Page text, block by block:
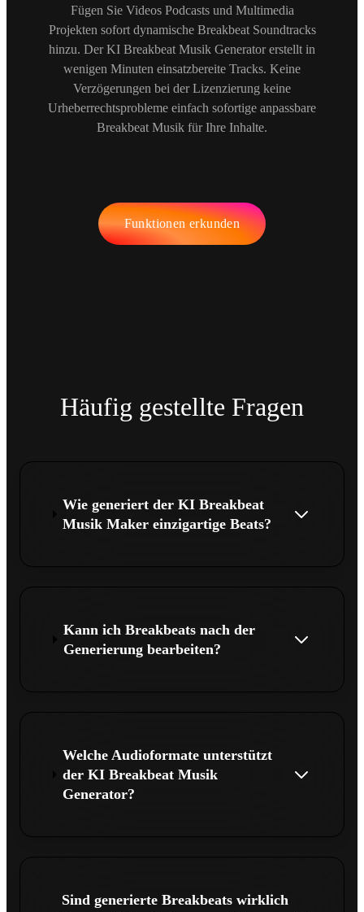
Fügen Sie Videos Podcasts und Multimedia
Projekten sofort dynamische Breakbeat Soundtracks
hinzu. Der KI Breakbeat Musik Generator erstellt in
wenigen Minuten einsatzbereite Tracks. Keine
Verzögerungen bei der Lizenzierung keine
Urheberrechtsprobleme einfach sofortige anpassbare
Breakbeat Musik für Ihre Inhalte.
Funktionen erkunden
Häufig gestellte Fragen
Wie generiert der KI Breakbeat
Musik Maker einzigartige Beats?
Kann ich Breakbeats nach der
Generierung bearbeiten?
Welche Audioformate unterstützt
der KI Breakbeat Musik
Generator?
Sind generierte Breakbeats wirklich